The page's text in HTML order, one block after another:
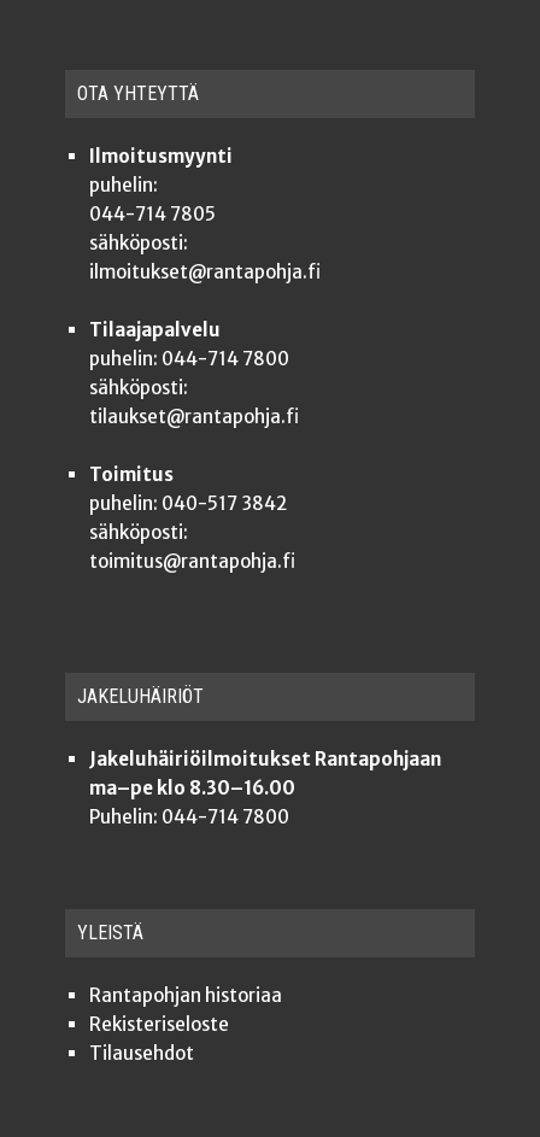
OTA YHTEYT­TÄ
Ilmoitusmyynti
puhelin:
044-714 7805
sähköposti:
ilmoitukset@rantapohja.fi
Tilaajapalvelu
puhelin: 044-714 7800
sähköposti:
tilaukset@rantapohja.fi
Toimitus
puhelin: 040-517 3842
sähköposti:
toimitus@rantapohja.fi
JAKE­LU­HÄI­RIÖT
Jakeluhäiriöilmoitukset Rantapohjaan
ma–pe klo 8.30–16.00
Puhelin: 044-714 7800
YLEISTÄ
Ran­ta­poh­jan historiaa
Rekis­te­ri­se­los­te
Tilauseh­dot